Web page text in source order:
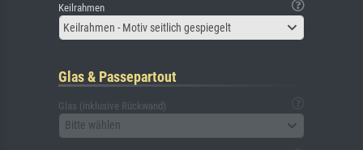
Keilrahmen
Keilrahmen - Motiv seitlich gespiegelt
Glas & Passepartout
Glas (inklusive Rückwand)
Bitte wählen